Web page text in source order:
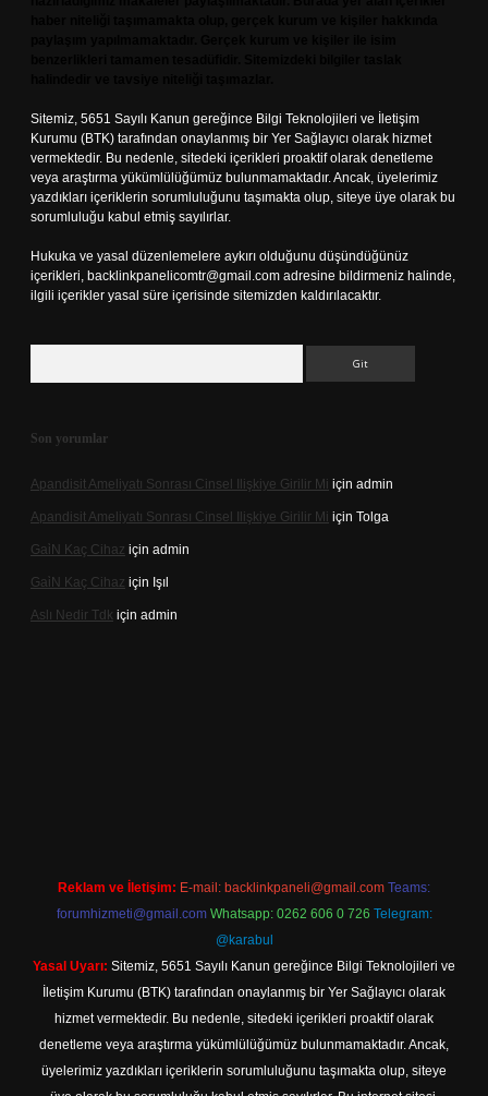
Sitemiz, 5651 Sayılı Kanun gereğince Bilgi Teknolojileri ve İletişim
Kurumu (BTK) tarafından onaylanmış bir Yer Sağlayıcı olarak hizmet
vermektedir. Bu nedenle, sitedeki içerikleri proaktif olarak denetleme
veya araştırma yükümlülüğümüz bulunmamaktadır. Ancak, üyelerimiz
yazdıkları içeriklerin sorumluluğunu taşımakta olup, siteye üye olarak bu
sorumluluğu kabul etmiş sayılırlar.
Hukuka ve yasal düzenlemelere aykırı olduğunu düşündüğünüz
içerikleri, backlinkpanelicomtr@gmail.com adresine bildirmeniz halinde,
ilgili içerikler yasal süre içerisinde sitemizden kaldırılacaktır.
Son yorumlar
Apandisit Ameliyatı Sonrası Cinsel Ilişkiye Girilir Mi için admin
Apandisit Ameliyatı Sonrası Cinsel Ilişkiye Girilir Mi için Tolga
Gai̇N Kaç Cihaz için admin
Gai̇N Kaç Cihaz için Işıl
Aslı Nedir Tdk için admin
Reklam ve İletişim: E-mail: backlinkpaneli@gmail.com Teams:
forumhizmeti@gmail.com Whatsapp: 0262 606 0 726 Telegram:
@karabul
Yasal Uyarı: Sitemiz, 5651 Sayılı Kanun gereğince Bilgi Teknolojileri ve
İletişim Kurumu (BTK) tarafından onaylanmış bir Yer Sağlayıcı olarak
hizmet vermektedir. Bu nedenle, sitedeki içerikleri proaktif olarak
denetleme veya araştırma yükümlülüğümüz bulunmamaktadır. Ancak,
üyelerimiz yazdıkları içeriklerin sorumluluğunu taşımakta olup, siteye